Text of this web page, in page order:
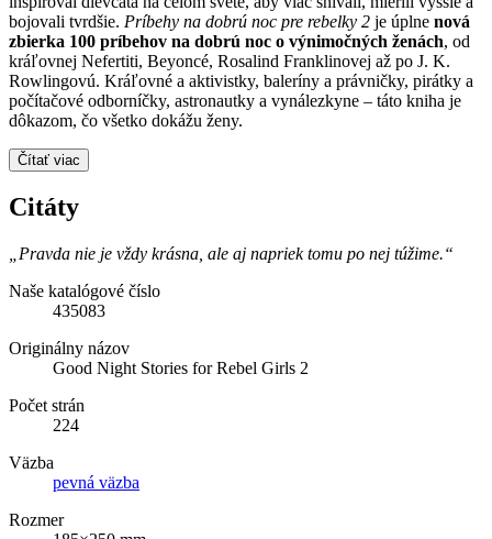
bojovali tvrdšie. Príbehy na dobrú noc pre rebelky 2 je úplne nová
zbierka 100 príbehov na dobrú noc o výnimočných ženách, od
kráľovnej Nefertiti, Beyoncé, Rosalind Franklinovej až po J. K.
Rowlingovú. Kráľovné a aktivistky, baleríny a právničky, pirátky a
počítačové odborníčky, astronautky a vynálezkyne – táto kniha je
dôkazom, čo všetko dokážu ženy.
Čítať viac
Citáty
„Pravda nie je vždy krásna, ale aj napriek tomu po nej túžime.“
Naše katalógové číslo
435083
Originálny názov
Good Night Stories for Rebel Girls 2
Počet strán
224
Väzba
pevná väzba
Rozmer